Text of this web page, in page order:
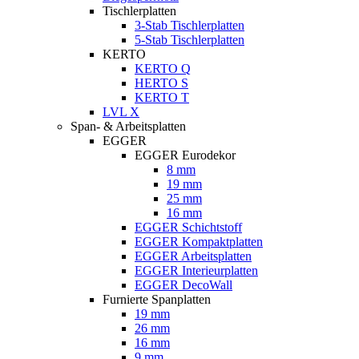
Tischlerplatten
3-Stab Tischlerplatten
5-Stab Tischlerplatten
KERTO
KERTO Q
HERTO S
KERTO T
LVL X
Span- & Arbeitsplatten
EGGER
EGGER Eurodekor
8 mm
19 mm
25 mm
16 mm
EGGER Schichtstoff
EGGER Kompaktplatten
EGGER Arbeitsplatten
EGGER Interieurplatten
EGGER DecoWall
Furnierte Spanplatten
19 mm
26 mm
16 mm